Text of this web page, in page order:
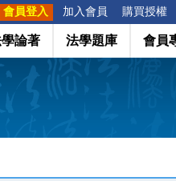
會員登入 加入會員 購買授權
論著 法學題庫 會員